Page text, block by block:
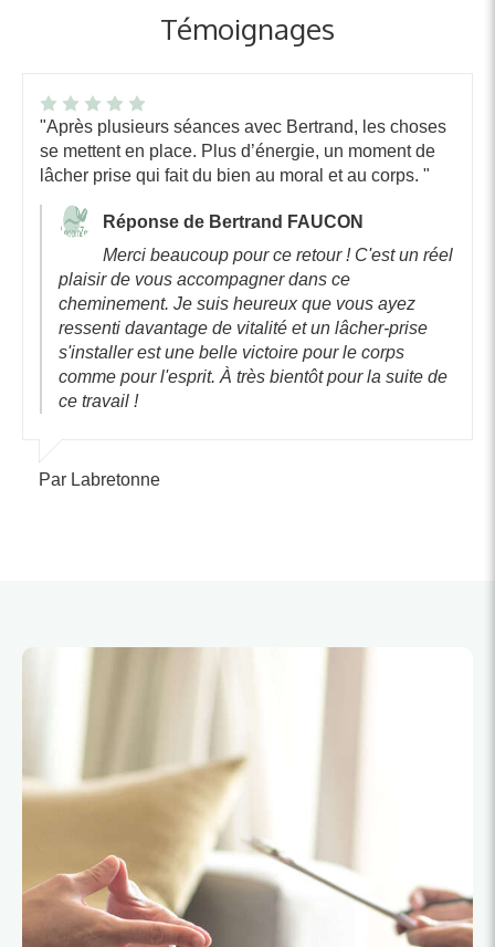
Témoignages
"Après plusieurs séances avec Bertrand, les choses
se mettent en place. Plus d’énergie, un moment de
lâcher prise qui fait du bien au moral et au corps. "
Réponse de Bertrand FAUCON
Merci beaucoup pour ce retour ! C'est un réel
plaisir de vous accompagner dans ce
cheminement. Je suis heureux que vous ayez
ressenti davantage de vitalité et un lâcher-prise
s'installer est une belle victoire pour le corps
comme pour l'esprit. À très bientôt pour la suite de
ce travail !
Par Labretonne